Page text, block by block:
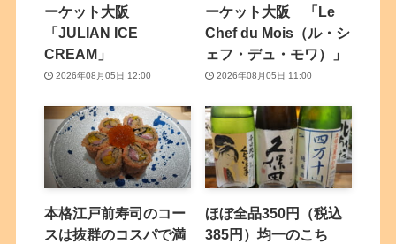
ーケット大阪
「JULIAN ICE
CREAM」
2026年08月05日 12:00
ーケット大阪 「Le
Chef du Mois（ル・シ
ェフ・デュ・モワ）」
2026年08月05日 11:00
本格江戸前寿司のコー
スは抜群のコスパで満
ほぼ全品350円（税込
385円）均一のこち